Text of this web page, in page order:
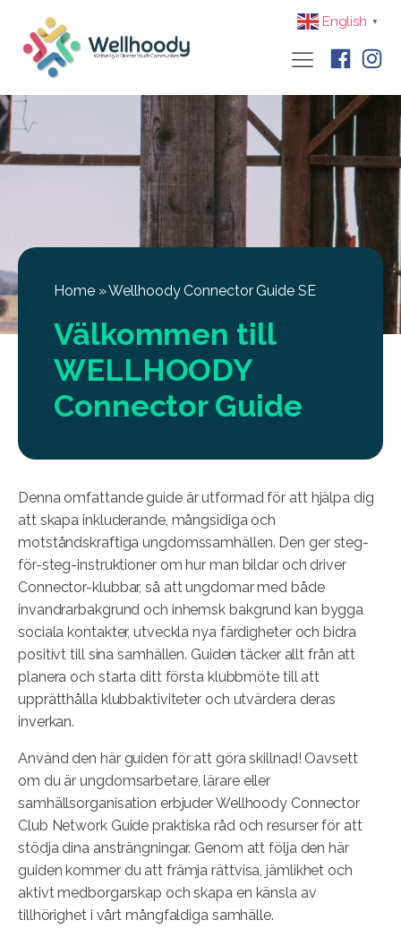
English ▼
Home»Wellhoody Connector Guide SE
Välkommen till
WELLHOODY
Connector Guide
Denna omfattande guide är utformad för att hjälpa dig
att skapa inkluderande, mångsidiga och
motståndskraftiga ungdomssamhällen. Den ger steg-
för-steg-instruktioner om hur man bildar och driver
Connector-klubbar, så att ungdomar med både
invandrarbakgrund och inhemsk bakgrund kan bygga
sociala kontakter, utveckla nya färdigheter och bidra
positivt till sina samhällen. Guiden täcker allt från att
planera och starta ditt första klubbmöte till att
upprätthålla klubbaktiviteter och utvärdera deras
inverkan.
Använd den här guiden för att göra skillnad! Oavsett
om du är ungdomsarbetare, lärare eller
samhällsorganisation erbjuder Wellhoody Connector
Club Network Guide praktiska råd och resurser för att
stödja dina ansträngningar. Genom att följa den här
guiden kommer du att främja rättvisa, jämlikhet och
aktivt medborgarskap och skapa en känsla av
tillhörighet i vårt mångfaldiga samhälle.